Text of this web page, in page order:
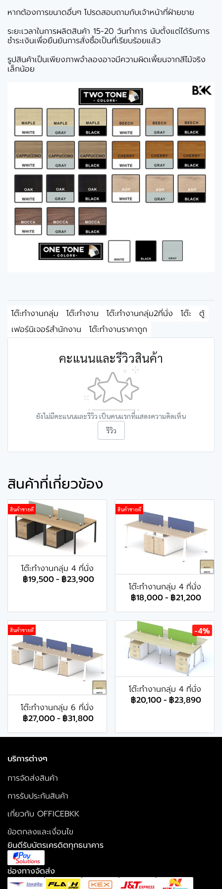
หากต้องการขนาดอื่นๆ โปรดสอบถามกับเจ้าหน้าที่ฝ่ายขาย
ระยะเวลาในการผลิตสินค้า 15-20 วันทำการ นับตั้งแต่ได้รับการ
ชำระเงินเพื่อยืนยันการสั่งซื้อเป็นที่เรียบร้อยแล้ว
รูปสินค้าเป็นเพียงภาพจำลองอาจมีความผิดเพี้ยนจากสีไม้จริง
เล็กน้อย
โต๊ะทำงานกลุ่ม โต๊ะทำงาน โต๊ะทำงานกลุ่ม2ที่นั่ง โต๊ะ
ตู้
เฟอร์นิเจอร์สำนักงาน
โต๊ะทำงานราคาถูก
คะแนนและรีวิวสินค้า
ยังไม่มีคะแนนและรีวิว เป็นคนแรกที่แสดงความคิดเห็น
รีวิว
สินค้าที่เกี่ยวข้อง
สินค้าขายดี
โต๊ะทำงานกลุ่ม 4 ที่นั่ง
฿19,500- ฿23,900
สินค้าขายดี
โต๊ะทำงานกลุ่ม 4 ที่นั่ง
฿18,000- ฿21,200
สินค้าขายดี
โต๊ะทำงานกลุ่ม 6 ที่นั่ง
฿27,000- ฿31,800
-4%
โต๊ะทำงานกลุ่ม 4 ที่นั่ง
฿20,100- ฿23,890
บริการต่างๆ
การจัดส่งสินค้า
การรับประกันสินค้า
เกี่ยวกับ OFFICEBKK
ข้อตกลงและเงื่อนไข
ยินดีรับบัตรเครดิตทุกธนาคาร
ช่องทางจัดส่ง